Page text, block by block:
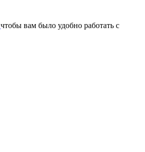
чтобы вам было удобно работать с